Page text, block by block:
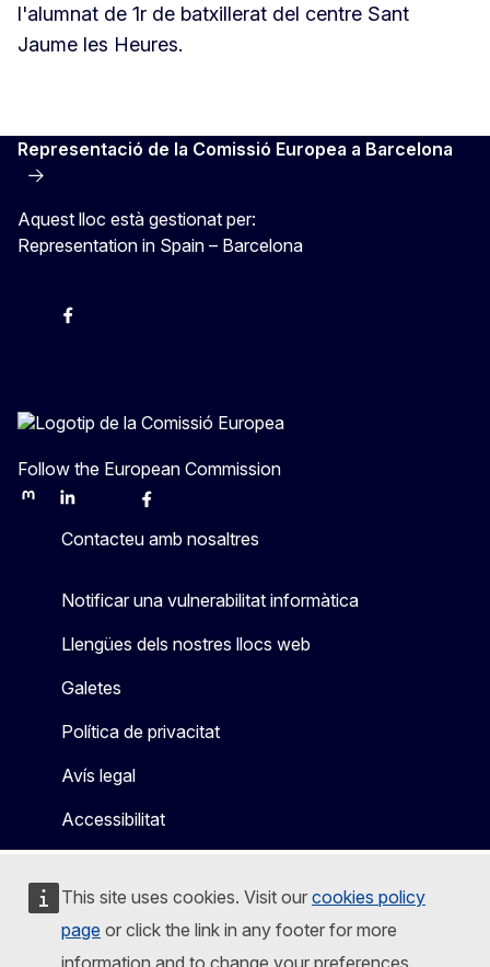
This site uses cookies. Visit our cookies policy
page or click the link in any footer for more
information and to change your preferences.
l'alumnat de 1r de batxillerat del centre Sant
Jaume les Heures.
Representació de la Comissió Europea a Barcelona
Aquest lloc està gestionat per:
Representation in Spain – Barcelona
InstagramFacebook
Follow the European Commission
MastodonLinkedInBlueskyFacebook
Contacteu amb nosaltres
Notificar una vulnerabilitat informàtica
Llengües dels nostres llocs web
Galetes
Política de privacitat
Avís legal
Accessibilitat